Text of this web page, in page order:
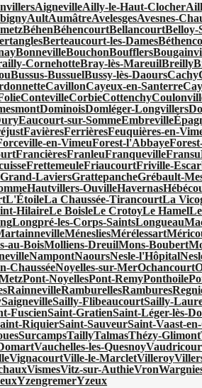
AignevilleAilly-le-Haut-Clocher
AultAumâtreAvelesgesAvesnes-
BéhenBéhencourtBellancourtBelloy-
Berteaucourt-les-Dames
BonnevilleBouchonBoufflers
CornehotteBray-lès-MareuilBreilly
Bussus-BussuelBussy-lès-DaoursCachy
CavillonCayeux-en-Santerre
ContevilleCorbieCottenchy
DominoisDomléger-Longvillers
Eaucourt-sur-SommeEmbreville
FavièresFerrièresFeuquières-en-
en-VimeuForest-l'Abbaye
FrancièresFranleuFranquevilleFransu
FrettemeuleFriaucourtFriville-
Grand-LaviersGrattepancheGrébault-
Hautvillers-OuvilleHavernas
L'ÉtoileLa Chaussée-TirancourtLa
HilaireLe BoisleLe CrotoyLe Hamel
Longpré-les-Corps-SaintsLongueau
MénesliesMérélessart
au-BoisMolliens-DreuilMons-Boubert
NampontNaoursNesle-l'Hôpital
ChausséeNoyelles-sur-MerOchancourt
Pont-NoyellesPont-RemyPonthoile
RainnevilleRamburellesRambures
SaignevilleSailly-FlibeaucourtSailly-
FuscienSaint-GratienSaint-Léger-lès-
RiquierSaint-SauveurSaint-Vaast-
SurcampsTaillyTalmasThézy-Glimont
Vauchelles-les-Quesnoy
VignacourtVille-le-MarcletVilleroy
VismesVitz-sur-AuthieVron
YzengremerYzeux